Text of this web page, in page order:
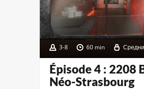
3-8 60 min
Épisode 4 : 2208
Néo-Strasbourg